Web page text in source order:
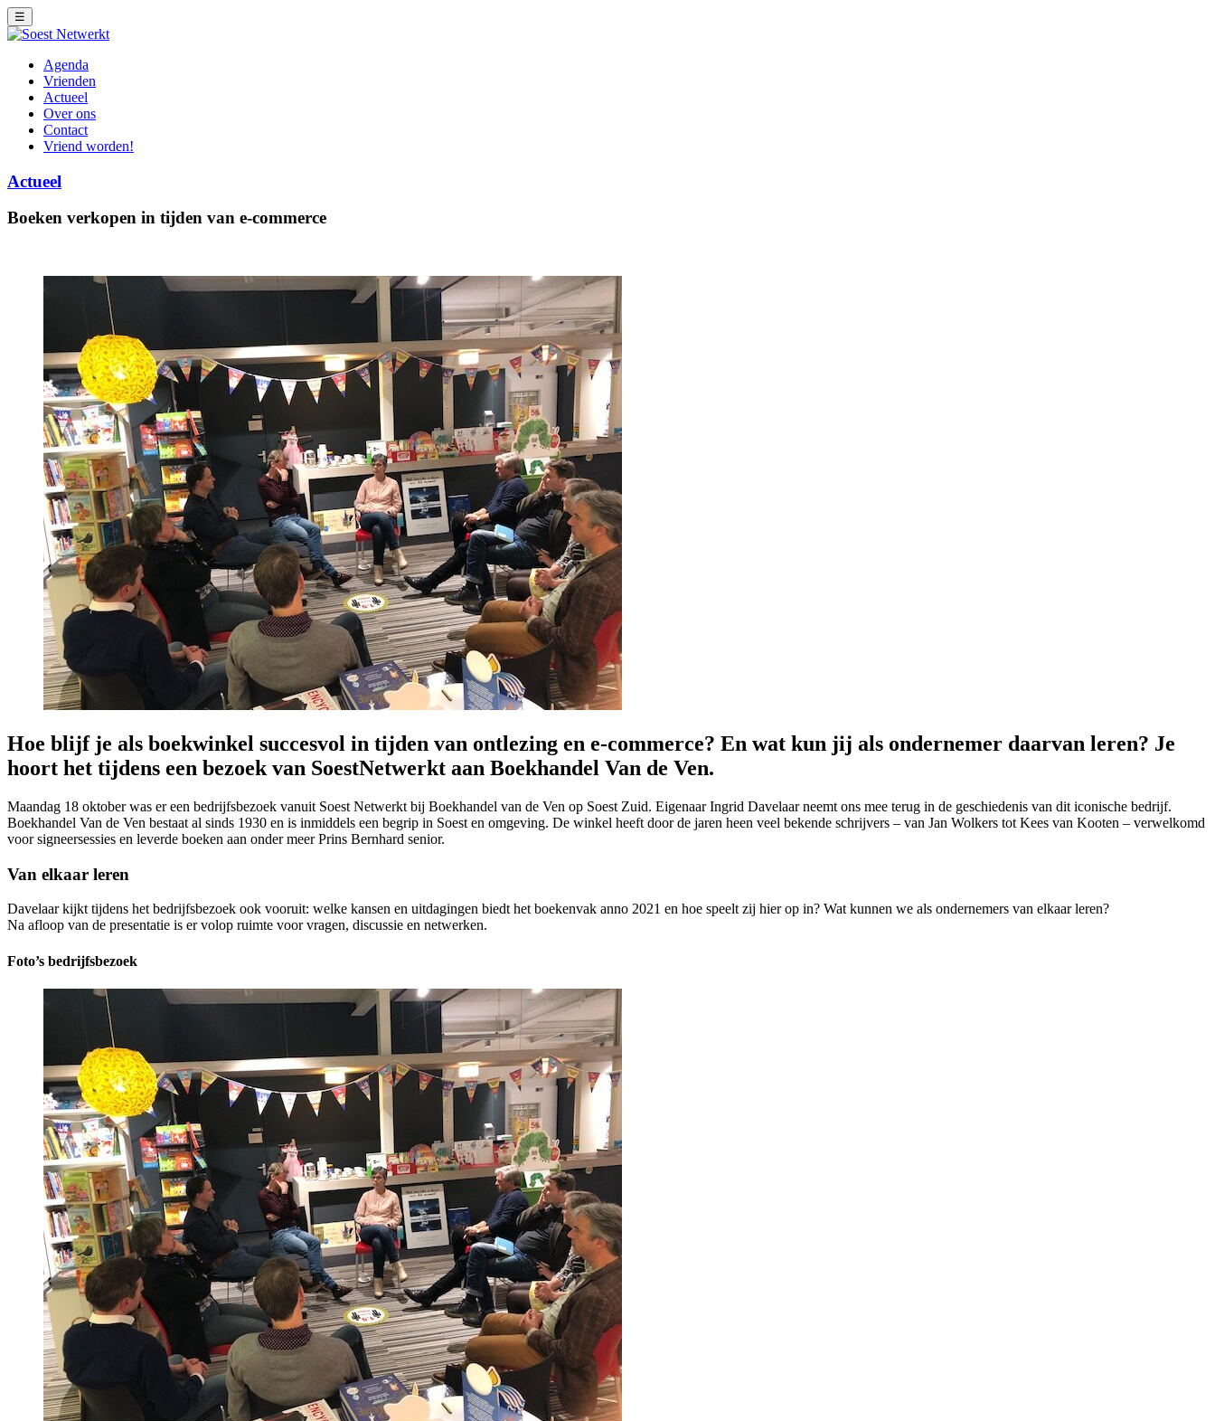
☰
Agenda
Vrienden
Actueel
Over ons
Contact
Vriend worden!
Actueel
Boeken verkopen in tijden van e-commerce
Hoe blijf je als boekwinkel succesvol in tijden van ontlezing en e-commerce? En wat kun jij als ondernemer daarvan leren? Je
hoort het tijdens een bezoek van SoestNetwerkt aan Boekhandel Van de Ven.
Maandag 18 oktober was er een bedrijfsbezoek vanuit Soest Netwerkt bij Boekhandel van de Ven op Soest Zuid. Eigenaar Ingrid Davelaar neemt ons mee terug in de geschiedenis van dit iconische bedrijf.
Boekhandel Van de Ven bestaat al sinds 1930 en is inmiddels een begrip in Soest en omgeving. De winkel heeft door de jaren heen veel bekende schrijvers – van Jan Wolkers tot Kees van Kooten – verwelkomd
voor signeersessies en leverde boeken aan onder meer Prins Bernhard senior.
Van elkaar leren
Davelaar kijkt tijdens het bedrijfsbezoek ook vooruit: welke kansen en uitdagingen biedt het boekenvak anno 2021 en hoe speelt zij hier op in? Wat kunnen we als ondernemers van elkaar leren?
Na afloop van de presentatie is er volop ruimte voor vragen, discussie en netwerken.
Foto’s bedrijfsbezoek